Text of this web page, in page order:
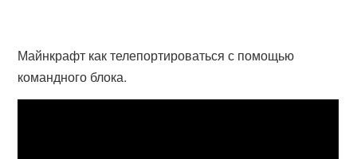
Майнкрафт как телепортироваться с помощью
командного блока.